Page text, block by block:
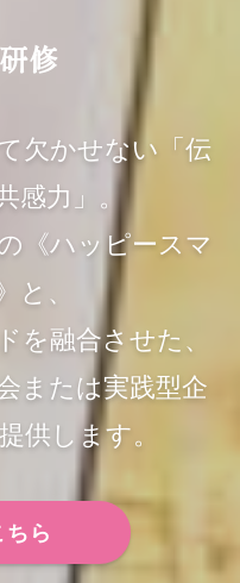
修
欠かせない「伝
感力」。
《ハッピースマ
と、
を融合させた、
または実践型企
供します。
ちら